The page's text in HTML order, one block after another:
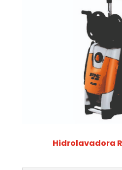
Hidrolavadora